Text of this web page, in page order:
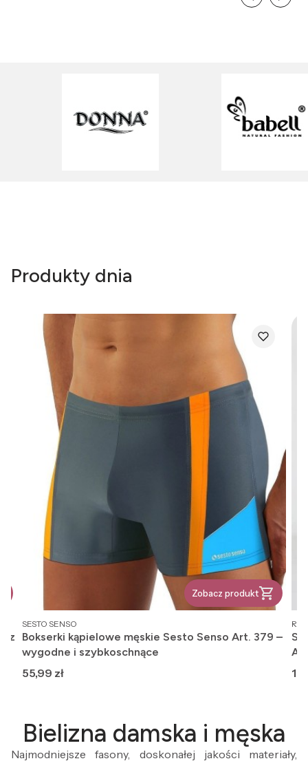
Produkty dnia
z
Zobacz produkt
PRODUCENT
SESTO SENSO
Bokserki kąpielowe męskie Sesto Senso Art. 379 –
wygodne i szybkoschnące
Cena
55,99 zł
Bielizna damska i męska
Najmodniejsze fasony, doskonałej jakości materiały,